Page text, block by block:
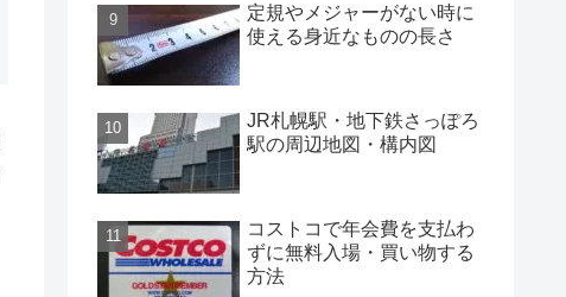
定規やメジャーがない時に
使える身近なものの長さ
JR札幌駅・地下鉄さっぽろ
駅の周辺地図・構内図
コストコで年会費を支払わ
ずに無料入場・買い物する
方法